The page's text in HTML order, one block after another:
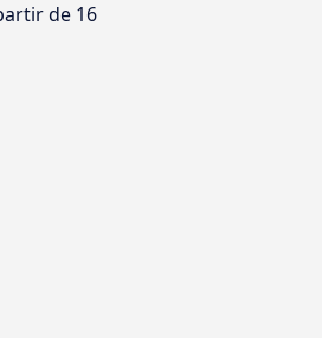
de 16